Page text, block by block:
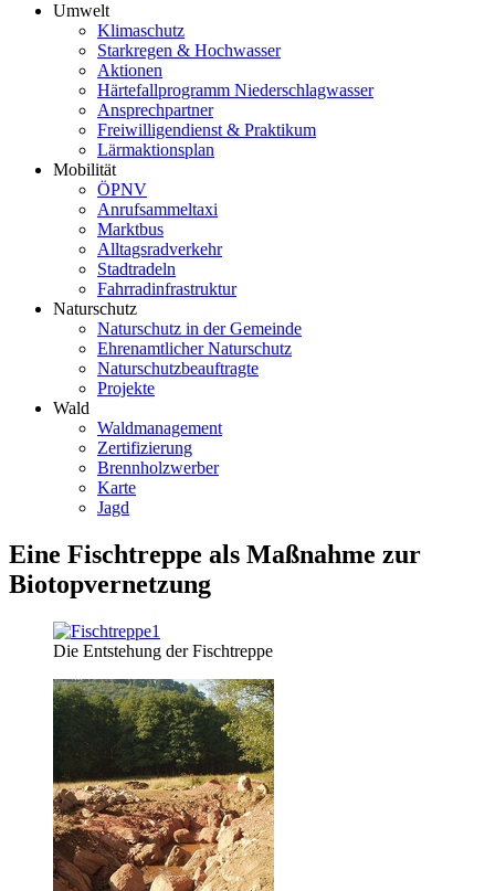
Umwelt
Klimaschutz
Starkregen & Hochwasser
Aktionen
Härtefallprogramm Niederschlagwasser
Ansprechpartner
Freiwilligendienst & Praktikum
Lärmaktionsplan
Mobilität
ÖPNV
Anrufsammeltaxi
Marktbus
Alltagsradverkehr
Stadtradeln
Fahrradinfrastruktur
Naturschutz
Naturschutz in der Gemeinde
Ehrenamtlicher Naturschutz
Naturschutzbeauftragte
Projekte
Wald
Waldmanagement
Zertifizierung
Brennholzwerber
Karte
Jagd
Eine Fischtreppe als Maßnahme zur
Biotopvernetzung
Die Entstehung der Fischtreppe